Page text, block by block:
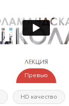
Превью
HD качество